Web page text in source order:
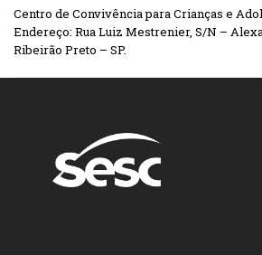
Centro de Convivência para Crianças e
Endereço: Rua Luiz Mestrenier, S/N –
Ribeirão Preto – SP.